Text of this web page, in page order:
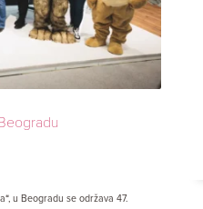
u Beogradu se održava 47.